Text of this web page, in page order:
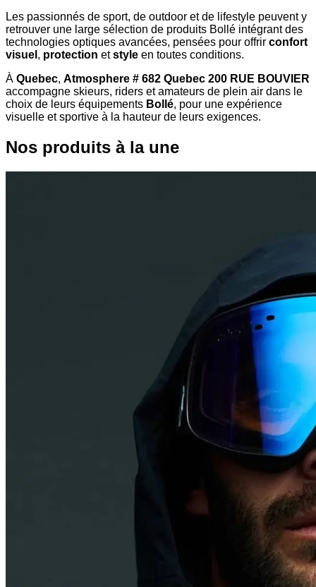
Les passionnés de sport, de outdoor et de lifestyle peuvent y
retrouver une large sélection de produits Bollé intégrant des
technologies optiques avancées, pensées pour offrir confort
visuel , protection etstyle en toutes conditions.
À Quebec, Atmosphere # 682 Quebec 200 RUE BOUVIER
accompagne skieurs, riders et amateurs de plein air dans le
choix de leurs équipements Bollé, pour une expérience
visuelle et sportive à la hauteur de leurs exigences.
Nos produits à la une